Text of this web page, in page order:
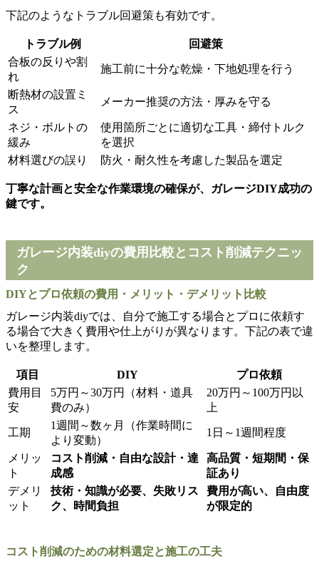
下記のようなトラブル回避策も有効です。
トラブル例
回避策
合板の反りや割
れ
施工前に十分な乾燥・下地処理を行う
断熱材の設置ミ
ス
メーカー推奨の方法・厚みを守る
ネジ・ボルトの
緩み
使用箇所ごとに適切な工具・締付トルク
を選択
材料選びの誤り
防火・耐久性を考慮した製品を選定
丁寧な計画と安全な作業環境の確保が、ガレージDIY成功の
鍵です。
ガレージ内装diyの費用比較とコスト削減テクニッ
ク
DIYとプロ依頼の費用・メリット・デメリット比較
ガレージ内装diyでは、自分で施工する場合とプロに依頼す
る場合で大きく費用や仕上がりが異なります。下記の表で違
いを整理します。
項目 DIY
プロ依頼
費用目
安
5万円～30万円（材料・道具
費のみ）
20万円～100万円以
上
工期
1週間～数ヶ月（作業時間に
より変動）
1日～1週間程度
メリッ
ト
コスト削減・自由な設計・達
成感
高品質・短期間・保
証あり
デメリ
ット
技術・知識が必要、失敗リス
ク、時間負担
費用が高い、自由度
が限定的
コスト削減のための材料選定と施工の工夫